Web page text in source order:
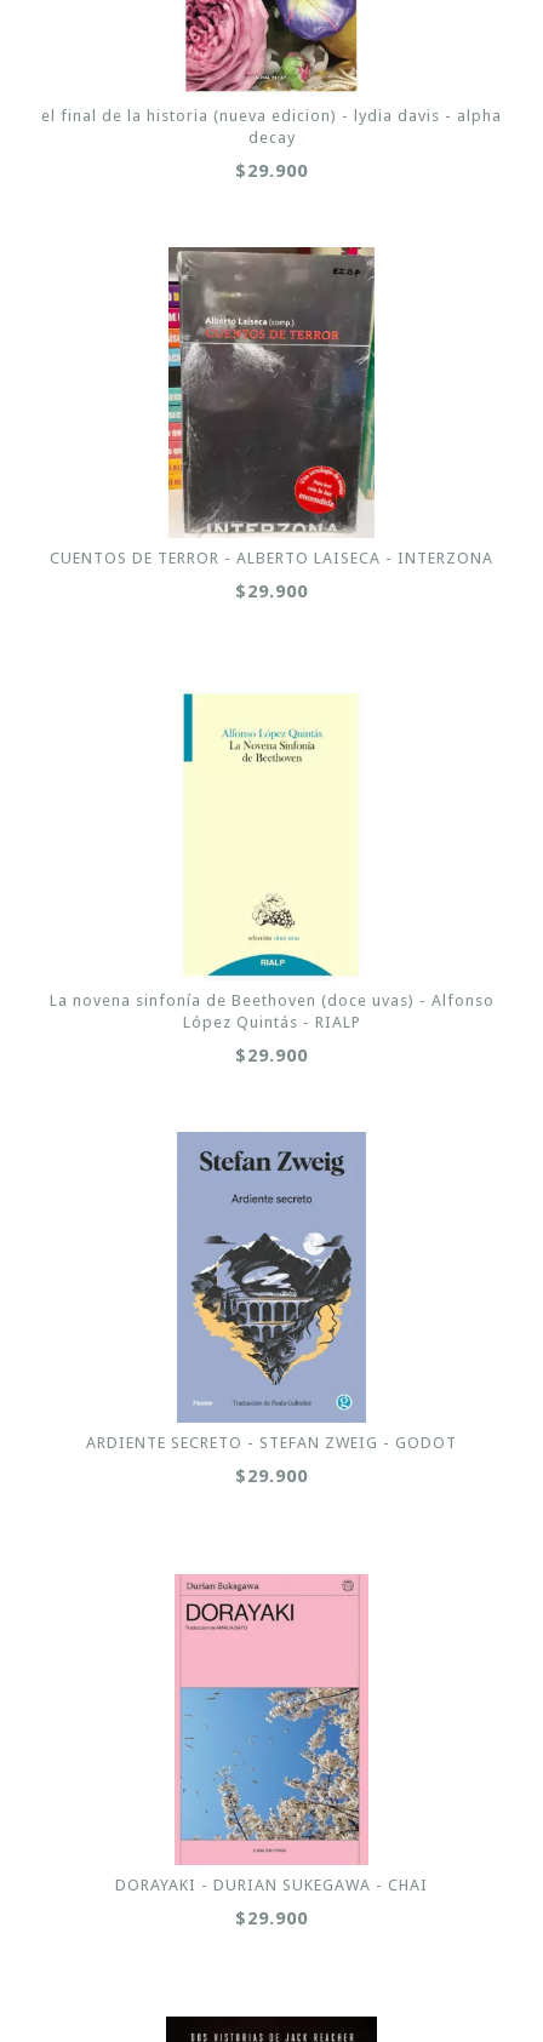
el final de la historia (nueva edicion) - lydia davis - alpha
decay
$29.900
CUENTOS DE TERROR - ALBERTO LAISECA - INTERZONA
$29.900
La novena sinfonía de Beethoven (doce uvas) - Alfonso
López Quintás - RIALP
$29.900
ARDIENTE SECRETO - STEFAN ZWEIG - GODOT
$29.900
DORAYAKI - DURIAN SUKEGAWA - CHAI
$29.900